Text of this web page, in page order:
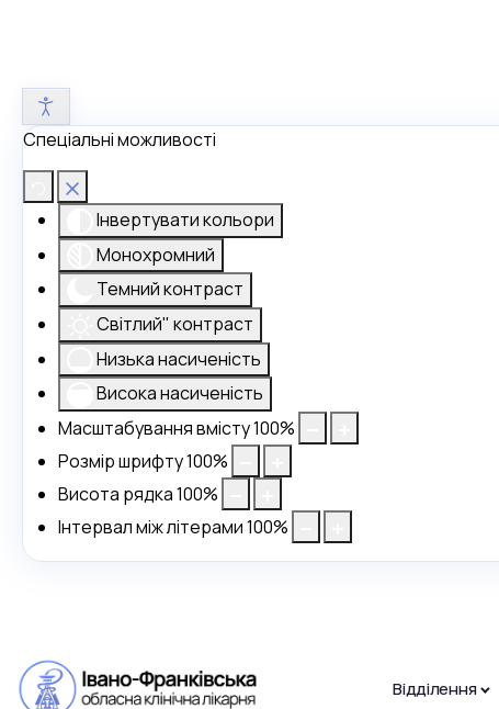
Спеціальні можливості
Інвертувати кольори
Монохромний
Темний контраст
Світлий" контраст
Низька насиченість
Висока насиченість
Масштабування вмісту100%
Розмір шрифту100%
Висота рядка100%
Інтервал між літерами100%
Відділення